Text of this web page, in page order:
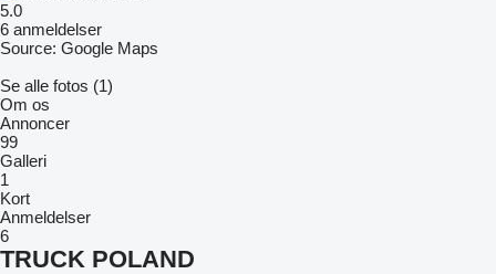
5.0
6 anmeldelser
Source: Google Maps
Se alle fotos (1)
Om os
Annoncer
99
Galleri
1
Kort
Anmeldelser
6
TRUCK POLAND